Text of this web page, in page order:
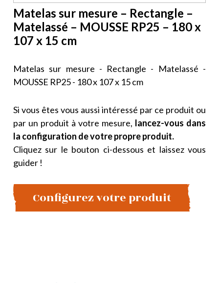
Matelas sur mesure – Rectangle –
Matelassé – MOUSSE RP25 – 180 x
107 x 15 cm
Matelas sur mesure - Rectangle - Matelassé -
MOUSSE RP25 - 180 x 107 x 15 cm
Si vous êtes vous aussi intéressé par ce produit ou
par un produit à votre mesure, lancez-vous dans
la configuration de votre propre produit.
Cliquez sur le bouton ci-dessous et laissez vous
guider !
Configurez votre produit